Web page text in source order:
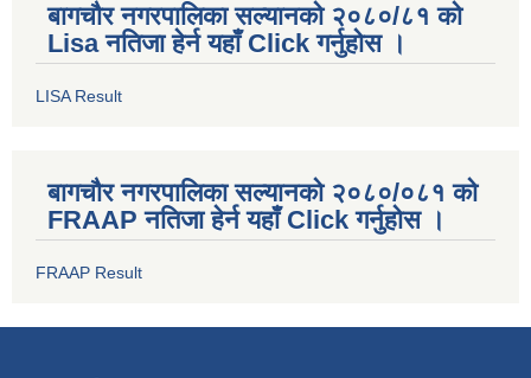
बागचौर नगरपालिका सल्यानको २०८०/८१ को
Lisa नतिजा हेर्न यहाँ Click गर्नुहोस ।
LISA Result
बागचौर नगरपालिका सल्यानको २०८०/०८१ को
FRAAP नतिजा हेर्न यहाँ Click गर्नुहोस ।
FRAAP Result